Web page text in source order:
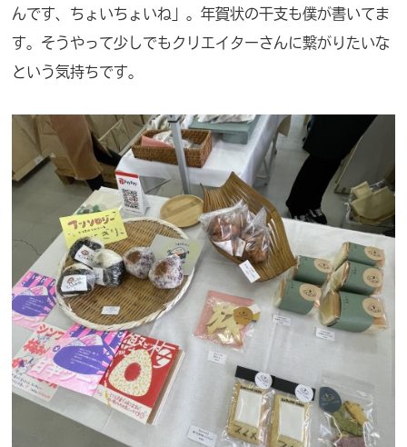
んです、ちょいちょいね」。年賀状の干支も僕が書いてま
す。そうやって少しでもクリエイターさんに繋がりたいな
という気持ちです。